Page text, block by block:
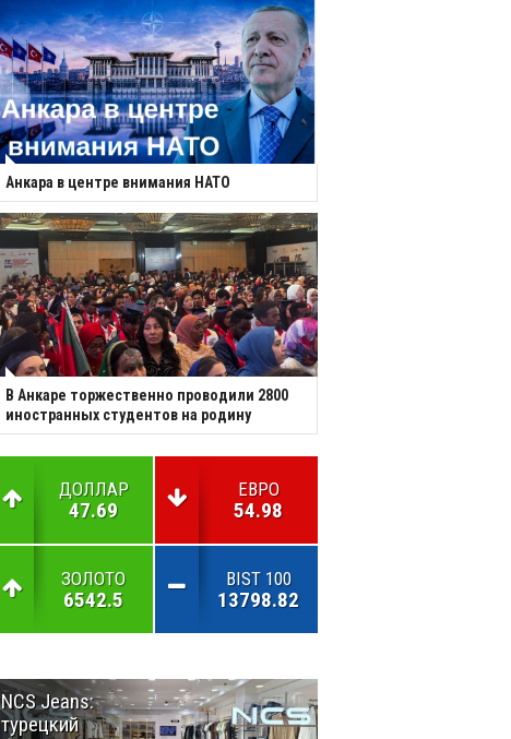
Анкара в центре внимания НАТО
В Анкаре торжественно проводили 2800
иностранных студентов на родину
ДОЛЛАР
47.69
ЕВРО
54.98
ЗОЛОТО
6542.5
BIST 100
13798.82
NCS Jeans:
турецкий